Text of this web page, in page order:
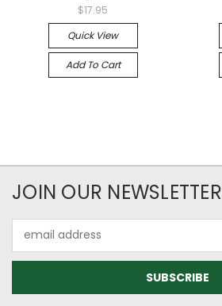
$17.95
Quick View
Add To Cart
JOIN OUR NEWSLETTER
Address